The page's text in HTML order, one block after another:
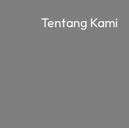
Tentang Kami